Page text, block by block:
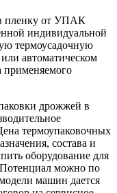
пленку от УПАК
индивидуальной
термоусадочную
автоматическом
применяемого
дрожжей в
термоупаковочных
состава и
оборудование для
можно по
машин дается